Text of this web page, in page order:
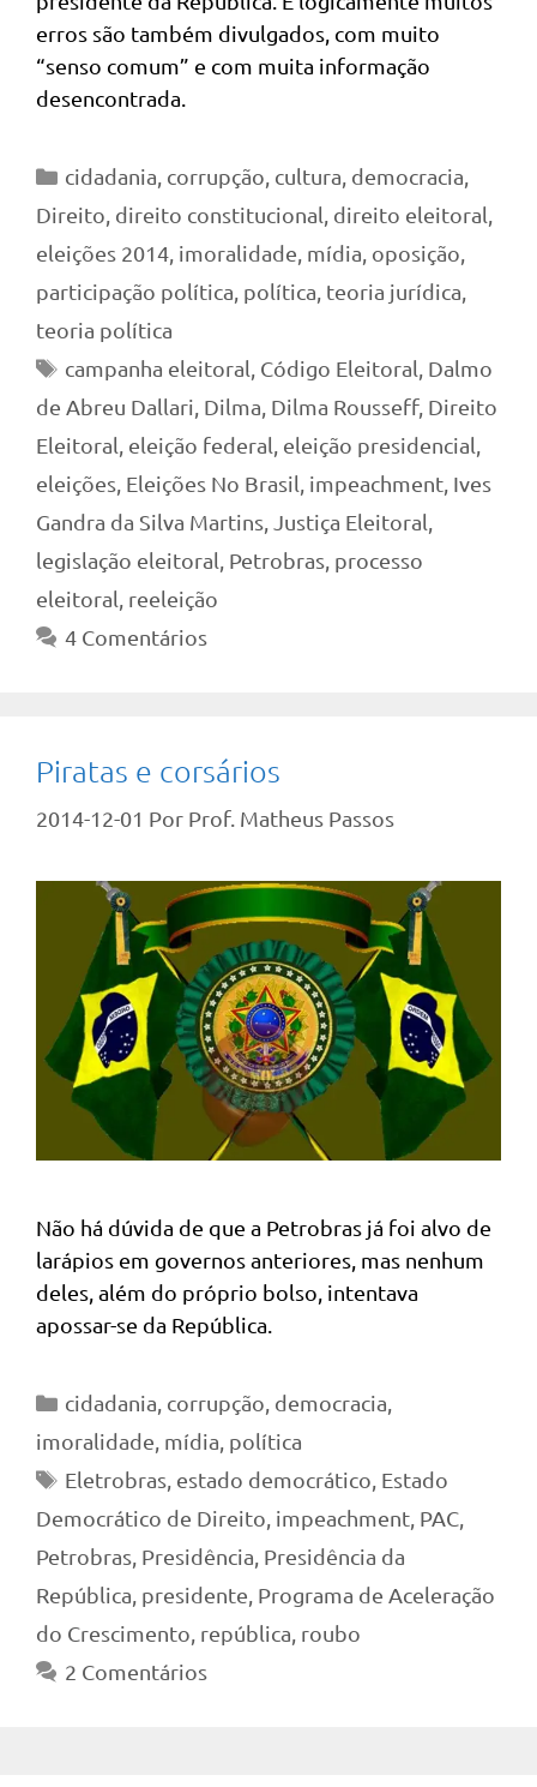
erros são também divulgados, com muito
“senso comum” e com muita informação
desencontrada.
Categorias
cidadania corrupção cultura democracia
Direito direito constitucional direito eleitoral
eleições 2014 imoralidade mídia oposição
participação política política teoria jurídica
teoria política
Tags
campanha eleitoral Código Eleitoral Dalmo
de Abreu Dallari Dilma Dilma Rousseff, Direito
Eleitoral eleição federal eleição presidencial
eleições Eleições No Brasil impeachment Ives
Gandra da Silva Martins
Justiça Eleitoral
legislação eleitoral Petrobras processo
eleitoral reeleição
4 Comentários
Piratas e corsários
2014-12-01 Por Prof. Matheus Passos
Não há dúvida de que a Petrobras já foi alvo de
larápios em governos anteriores, mas nenhum
deles, além do próprio bolso, intentava
apossar-se da República.
Categorias
cidadania, corrupção, democracia,
imoralidade, mídia, política
Tags
Eletrobras, estado democrático, Estado
Democrático de Direito, impeachment, PAC,
Petrobras, Presidência, Presidência da
República, presidente, Programa de Aceleração
do Crescimento, república, roubo
2 Comentários